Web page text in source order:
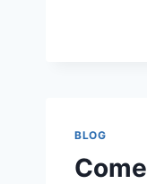
BLOG